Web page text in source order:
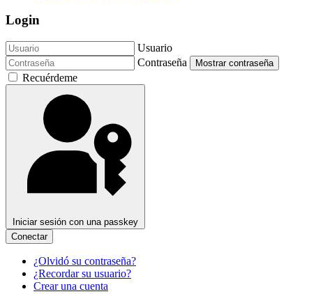
Login
Usuario
Contraseña
Mostrar contraseña
Recuérdeme
Iniciar sesión con una passkey
Conectar
¿Olvidó su contraseña?
¿Recordar su usuario?
Crear una cuenta